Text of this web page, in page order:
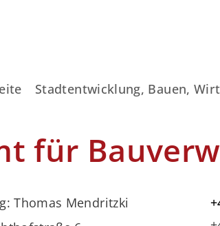
Stadtentwicklung, Bauen,
für
Thomas Mendritzki